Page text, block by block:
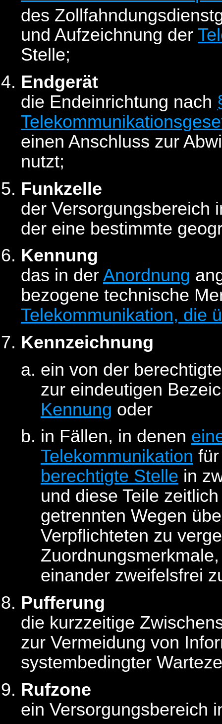
des
und Aufzeichnung der
Stelle;
Endgerät
die Endeinrichtung nach
einen Anschluss zur
nutzt;
Funkzelle
der Versorgungsbereich
der eine bestimmte
Kennung
das in der Anordnung
bezogene technische
Telekommunikation, die
Kennzeichnung
ein von der
zur eindeutigen
Kennung oder
in Fällen, in denen
Telekommunikation
berechtigte Stelle in
und diese Teile
getrennten Wegen
Verpflichteten zu
einander zweifelsfrei
Pufferung
die kurzzeitige
zur Vermeidung von
systembedingter
Rufzone
ein Versorgungsbereich